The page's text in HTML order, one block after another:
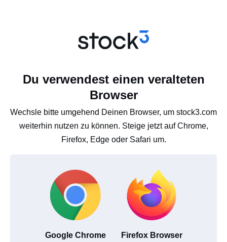
Du verwendest einen veralteten
Browser
Wechsle bitte umgehend Deinen Browser, um stock3.com
weiterhin nutzen zu können. Steige jetzt auf Chrome,
Firefox, Edge oder Safari um.
Google Chrome Firefox Browser